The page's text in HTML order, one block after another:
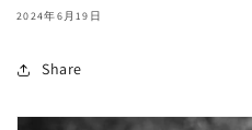
2024年6月19日
Share